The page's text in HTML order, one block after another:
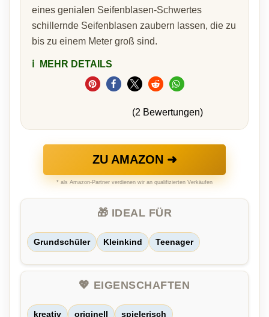
eines genialen Seifenblasen-Schwertes
schillernde Seifenblasen zaubern lassen, die zu
bis zu einem Meter groß sind.
ℹ️ MEHR DETAILS
(2 Bewertungen)
ZU AMAZON ➜
* als Amazon-Partner verdienen wir an qualifizierten Verkäufen
🎁 IDEAL FÜR
Grundschüler Kleinkind Teenager
💖 EIGENSCHAFTEN
kreativ originell spielerisch